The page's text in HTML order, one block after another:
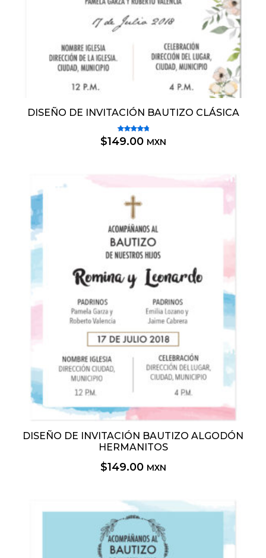
DISEÑO DE INVITACIÓN BAUTIZO CLÁSICA
Valorado
con
5.00 de 5
$149.00 MXN
DISEÑO DE INVITACIÓN BAUTIZO ALGODÓN
HERMANITOS
$149.00 MXN